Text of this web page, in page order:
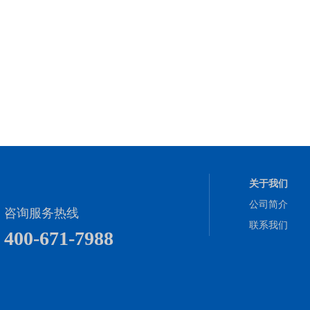
咨询服务热线
400-671-7988
关于我们
公司简介
联系我们